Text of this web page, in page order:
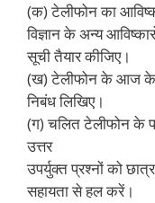
(क) टेलीफोन का
विज्ञान के अन्य
सूची तैयार कीजिए।
(ख) टेलीफोन के आज के
निबंध लिखिए।
(ग) चलित टेलीफोन के
उत्तर
उपर्युक्त प्रश्नों को
सहायता से हल करें।